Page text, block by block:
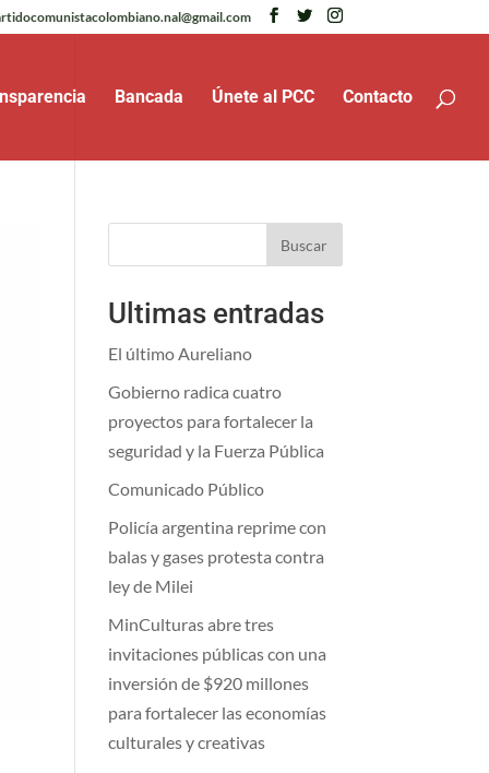
Bancada Únete al PCC Contacto
Buscar
Ultimas entradas
El último Aureliano
Gobierno radica cuatro
proyectos para fortalecer la
seguridad y la Fuerza Pública
Comunicado Público
Policía argentina reprime con
balas y gases protesta contra
ley de Milei
MinCulturas abre tres
invitaciones públicas con una
inversión de $920 millones
para fortalecer las economías
culturales y creativas